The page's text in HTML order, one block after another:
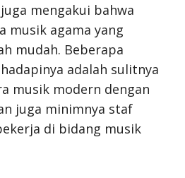
mengakui bahwa
musik agama yang
mudah. Beberapa
adalah sulitnya
musik modern dengan
juga minimnya staf
di bidang musik